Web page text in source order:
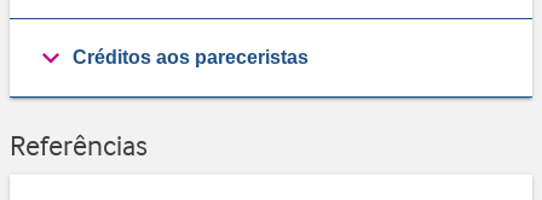
Créditos aos pareceristas
Referências